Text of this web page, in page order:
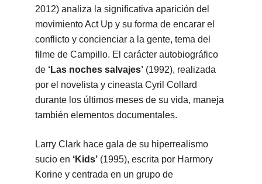
2012) analiza la significativa aparición del
movimiento Act Up y su forma de encarar el
conflicto y concienciar a la gente, tema del
filme de Campillo. El carácter autobiográfico
de ‘Las noches salvajes’(1992), realizada
por el novelista y cineasta Cyril Collard
durante los últimos meses de su vida, maneja
también elementos documentales.
Larry Clark hace gala de su hiperrealismo
sucio en ‘Kids’ (1995), escrita por Harmory
Korine y centrada en un grupo de